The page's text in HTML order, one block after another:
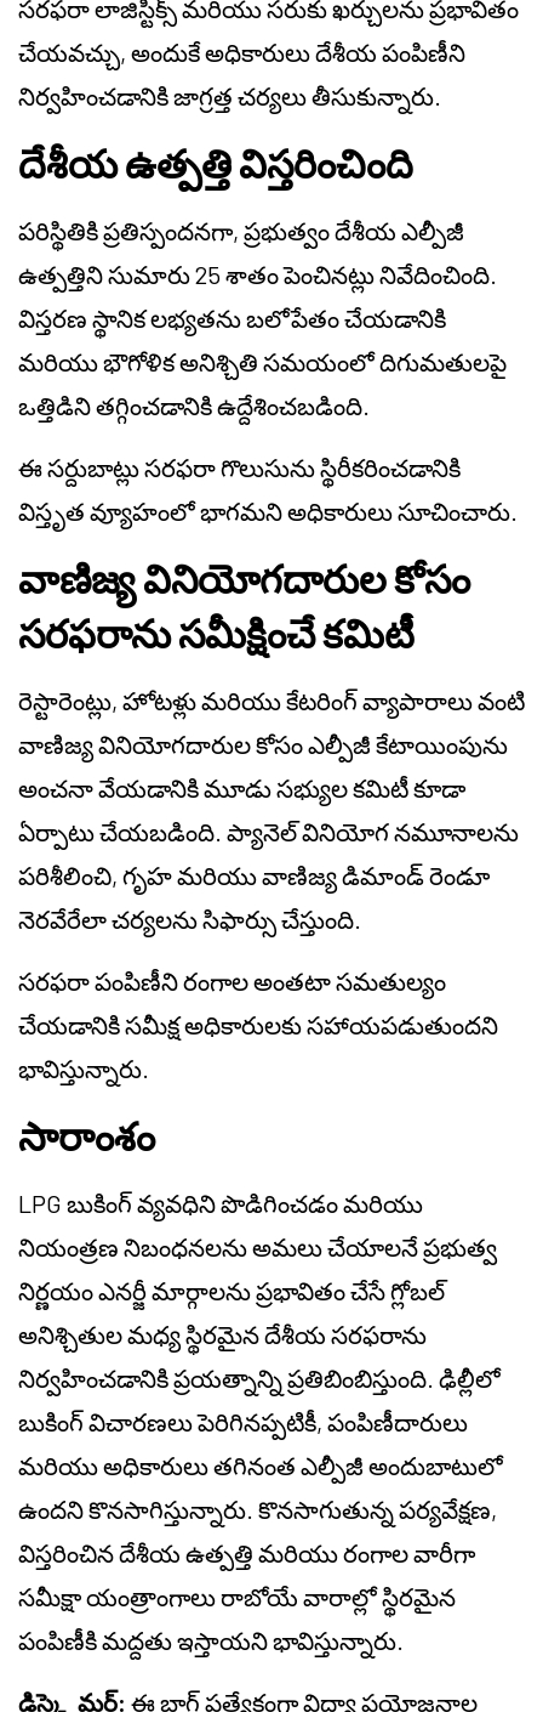
సరఫరా లాజిస్టిక్స్ మరియు సరుకు ఖర్చులను ప్రభావితం
చేయవచ్చు, అందుకే అధికారులు దేశీయ పంపిణీని
నిర్వహించడానికి జాగ్రత్త చర్యలు తీసుకున్నారు.
దేశీయ ఉత్పత్తి విస్తరించింది
పరిస్థితికి ప్రతిస్పందనగా, ప్రభుత్వం దేశీయ ఎల్పీజీ
ఉత్పత్తిని సుమారు 25 శాతం పెంచినట్లు నివేదించింది.
విస్తరణ స్థానిక లభ్యతను బలోపేతం చేయడానికి
మరియు భౌగోళిక అనిశ్చితి సమయంలో దిగుమతులపై
ఒత్తిడిని తగ్గించడానికి ఉద్దేశించబడింది.
ఈ సర్దుబాట్లు సరఫరా గొలుసును స్థిరీకరించడానికి
విస్తృత వ్యూహంలో భాగమని అధికారులు సూచించారు.
వాణిజ్య వినియోగదారుల కోసం
సరఫరాను సమీక్షించే కమిటీ
రెస్టారెంట్లు, హోటళ్లు మరియు కేటరింగ్ వ్యాపారాలు వంటి
వాణిజ్య వినియోగదారుల కోసం ఎల్పీజీ కేటాయింపును
అంచనా వేయడానికి మూడు సభ్యుల కమిటీ కూడా
ఏర్పాటు చేయబడింది. ప్యానెల్ వినియోగ నమూనాలను
పరిశీలించి, గృహ మరియు వాణిజ్య డిమాండ్ రెండూ
నెరవేరేలా చర్యలను సిఫార్సు చేస్తుంది.
సరఫరా పంపిణీని రంగాల అంతటా సమతుల్యం
చేయడానికి సమీక్ష అధికారులకు సహాయపడుతుందని
భావిస్తున్నారు.
సారాంశం
LPG బుకింగ్ వ్యవధిని పొడిగించడం మరియు
నియంత్రణ నిబంధనలను అమలు చేయాలనే ప్రభుత్వ
నిర్ణయం ఎనర్జీ మార్గాలను ప్రభావితం చేసే గ్లోబల్
అనిశ్చితుల మధ్య స్థిరమైన దేశీయ సరఫరాను
నిర్వహించడానికి ప్రయత్నాన్ని ప్రతిబింబిస్తుంది. ఢిల్లీలో
బుకింగ్ విచారణలు పెరిగినప్పటికీ, పంపిణీదారులు
మరియు అధికారులు తగినంత ఎల్పీజీ అందుబాటులో
ఉందని కొనసాగిస్తున్నారు. కొనసాగుతున్న పర్యవేక్షణ,
విస్తరించిన దేశీయ ఉత్పత్తి మరియు రంగాల వారీగా
సమీక్షా యంత్రాంగాలు రాబోయే వారాల్లో స్థిరమైన
పంపిణీకి మద్దతు ఇస్తాయని భావిస్తున్నారు.
డిస్క్లైమర్: ఈ బ్లాగ్ ప్రత్యేకంగా విద్యా ప్రయోజనాల